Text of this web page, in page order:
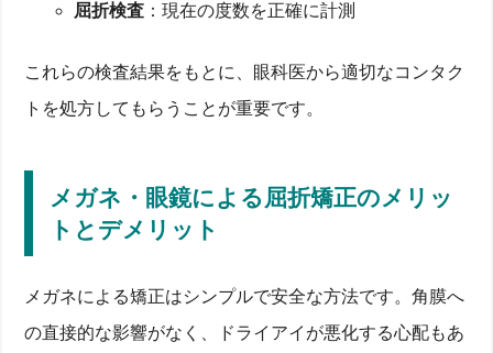
屈折検査 ：現在の度数を正確に計測
これらの検査結果をもとに、眼科医から適切なコンタク
トを処方してもらうことが重要です。
メガネ・眼鏡による屈折矯正のメリッ
トとデメリット
メガネによる矯正はシンプルで安全な方法です。角膜へ
の直接的な影響がなく、ドライアイが悪化する心配もあ